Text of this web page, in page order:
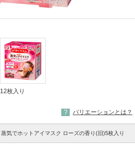
12枚入り
バリエーションとは？
蒸気でホットアイマスク ローズの香り(旧)5枚入り